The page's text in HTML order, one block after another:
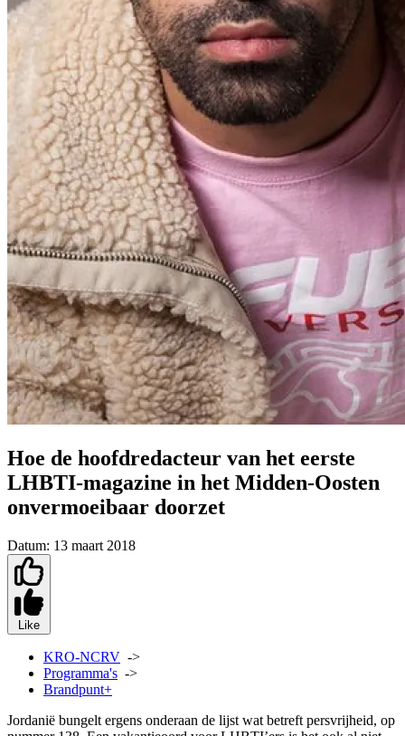
Hoe de hoofdredacteur van het eerste
LHBTI-magazine in het Midden-Oosten
onvermoeibaar doorzet
Datum: 13 maart 2018
Like
KRO-NCRV ->
Programma's ->
Brandpunt+
Jordanië bungelt ergens onderaan de lijst wat betreft persvrijheid, op